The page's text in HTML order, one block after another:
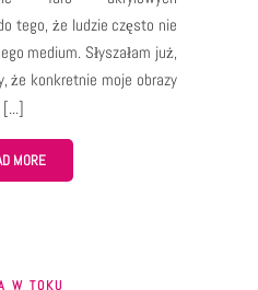
tego, że ludzie często nie
medium. Słyszałam już,
że konkretnie moje obrazy
nie są "prawdziwe".
zainteresowani moimi
to zainteresowanie, kiedy
MORE
W TOKU